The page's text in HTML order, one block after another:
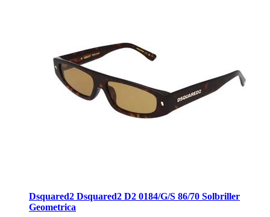
Dsquared2 Dsquared2 D2 0184/G/S 86/70 Solbriller
Geometrica